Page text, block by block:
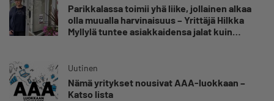
Parikkalassa toimii yhä liike, jollainen alkaa
olla muualla harvinaisuus – Yrittäjä Hilkka
Myllylä tuntee asiakkaidensa jalat kuin
Uutinen
Nämä yritykset nousivat AAA-luokkaan –
Katso lista